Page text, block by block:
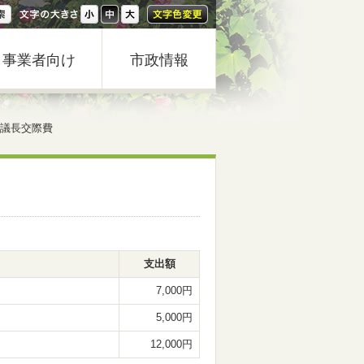
事業者向け 市政情報
長交際費
支出額
7,000円
5,000円
12,000円